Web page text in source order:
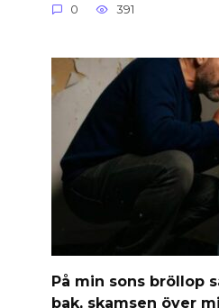
0 391
På min sons bröllop
bak, skamsen över